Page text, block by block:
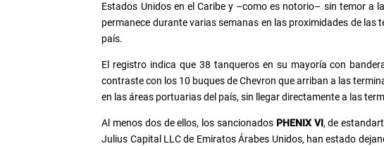
Estados Unidos en el Caribe y –como es notorio– sin temor a
permanece durante varias semanas en las proximidades de
país.
El registro indica que 38 tanqueros en su mayoría con
contraste con los 10 buques de Chevron que arriban a las
en las áreas portuarias del país, sin llegar directamente a las
Al menos dos de ellos, los sancionados PHENIX VI, de
Julius Capital LLC de Emiratos Árabes Unidos, han estado